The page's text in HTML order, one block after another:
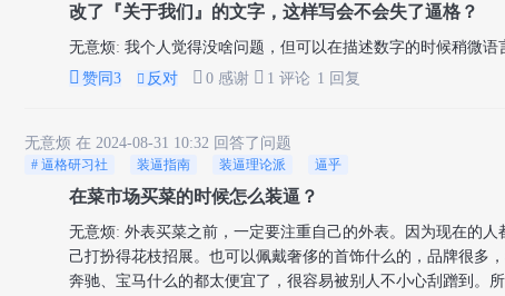
改了『关于我们』的文字，这样写会不会失了逼格？
无意烦: 我个人觉得没啥问题，但可以在描述数字的时候稍微语
 赞同 3  反对  0 感谢  1 评论 1 回复
无意烦 在 2024-08-31 10:32 回答了问题
# 逼格研习社 装逼指南 装逼理论派 逼乎
在菜市场买菜的时候怎么装逼？
无意烦: 外表买菜之前，一定要注重自己的外表。因为现在的
己打扮得花枝招展。也可以佩戴奢侈的首饰什么的，品牌很多
奔驰、宝马什么的都太便宜了，很容易被别人不小心刮蹭到。